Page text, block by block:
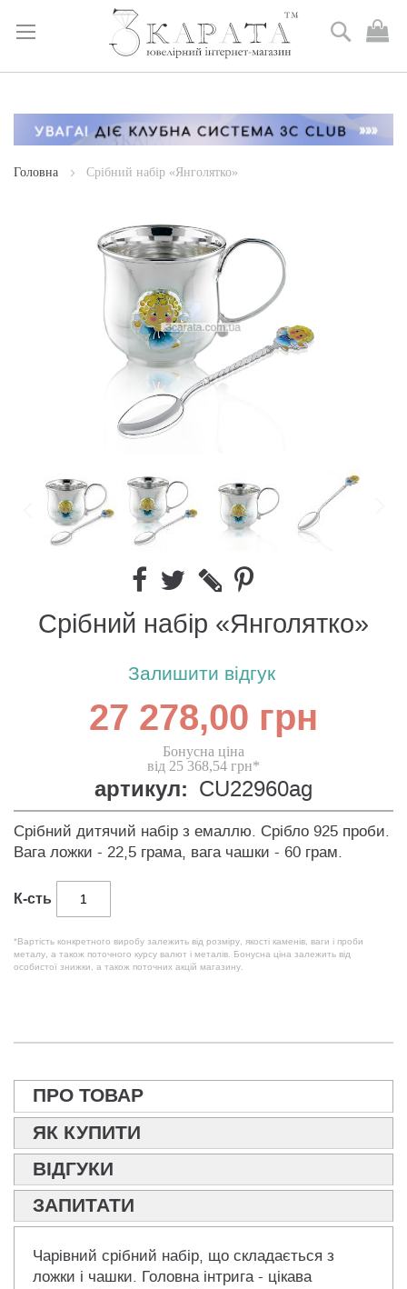
Skip
Content
Пошук
Головна Срібний набір «Янголятко»
Срібний набір «Янголятко»
Залишити відгук
27 278,00 грн
Бонусна ціна
від 25 368,54 грн*
артикул: CU22960ag
Срібний дитячий набір з емаллю. Срібло 925 проби.
Вага ложки - 22,5 грама, вага чашки - 60 грам.
К-сть
*Вартість конкретного виробу залежить від розміру, якості каменів, ваги і проби
металу, а також поточного курсу валют і металів. Бонусна ціна залежить від
особистої знижки, а також поточних акцій магазину.
ПРО ТОВАР
ЯК КУПИТИ
ВІДГУКИ
ЗАПИТАТИ
Чарівний срібний набір, що складається з
ложки і чашки. Головна інтрига - цікава